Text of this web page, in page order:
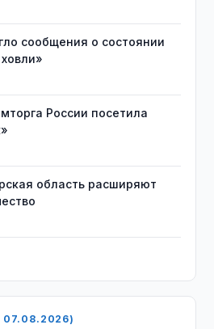
сообщения о состоянии
России посетила
область расширяют